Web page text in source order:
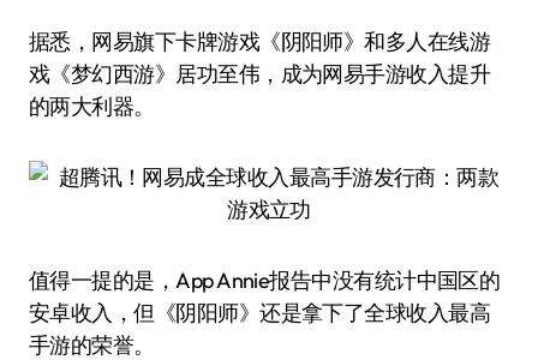
据悉，网易旗下卡牌游戏《阴阳师》和多人在线游
戏《梦幻西游》居功至伟，成为网易手游收入提升
的两大利器。
值得一提的是，App Annie报告中没有统计中国区的
安卓收入，但《阴阳师》还是拿下了全球收入最高
手游的荣誉。